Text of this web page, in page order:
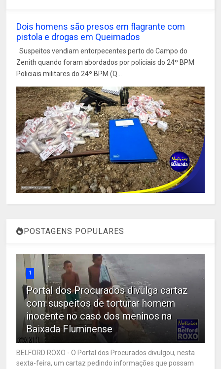
Dois homens são presos em flagrante com
pistola e drogas em Queimados
Suspeitos vendiam entorpecentes perto do Campo do
Zenith quando foram abordados por policiais do 24º BPM
Policiais militares do 24º BPM (Q...
POSTAGENS POPULARES
1
Portal dos Procurados divulga cartaz
com suspeitos de torturar homem
inocente no caso dos meninos na
Baixada Fluminense
BELFORD ROXO - O Portal dos Procurados divulgou, nesta
sexta-feira, um cartaz pedindo informações que possam